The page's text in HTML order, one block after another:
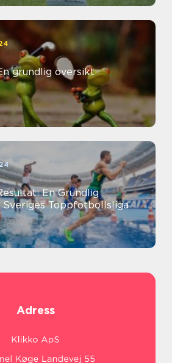
grundlig översikt
En Grundlig
Toppfotbollsliga
Adress